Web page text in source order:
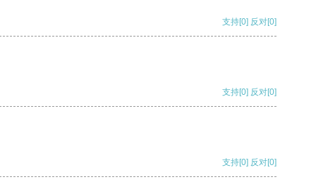
支持[0] 反对[0]
支持[0] 反对[0]
支持[0] 反对[0]